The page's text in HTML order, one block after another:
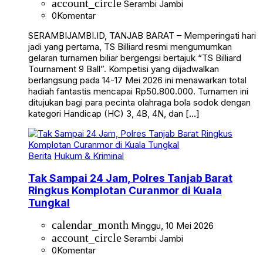
account_circle Serambi Jambi
0Komentar
SERAMBIJAMBI.ID, TANJAB BARAT – Memperingati hari
jadi yang pertama, TS Billiard resmi mengumumkan
gelaran turnamen biliar bergengsi bertajuk “TS Billiard
Tournament 9 Ball”. Kompetisi yang dijadwalkan
berlangsung pada 14-17 Mei 2026 ini menawarkan total
hadiah fantastis mencapai Rp50.800.000. Turnamen ini
ditujukan bagi para pecinta olahraga bola sodok dengan
kategori Handicap (HC) 3, 4B, 4N, dan […]
Berita Hukum & Kriminal
Tak Sampai 24 Jam, Polres Tanjab Barat
Ringkus Komplotan Curanmor di Kuala
Tungkal
calendar_month Minggu, 10 Mei 2026
account_circle Serambi Jambi
0Komentar